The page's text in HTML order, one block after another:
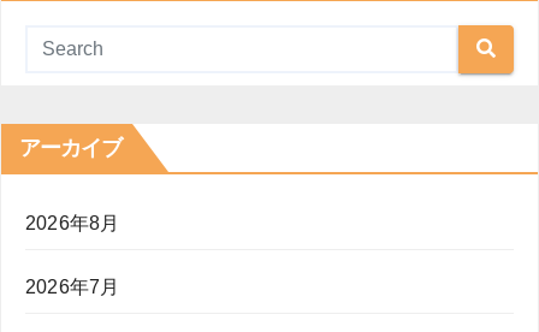
アーカイブ
2026年8月
2026年7月